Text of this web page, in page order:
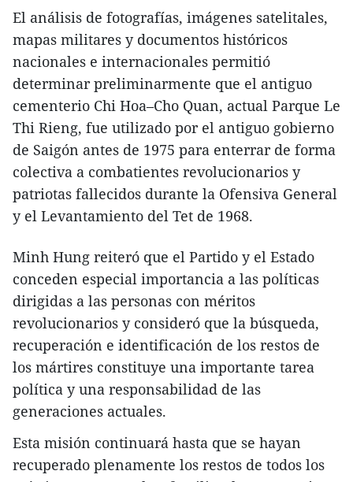
El análisis de fotografías, imágenes satelitales,
mapas militares y documentos históricos
nacionales e internacionales permitió
determinar preliminarmente que el antiguo
cementerio Chi Hoa–Cho Quan, actual Parque Le
Thi Rieng, fue utilizado por el antiguo gobierno
de Saigón antes de 1975 para enterrar de forma
colectiva a combatientes revolucionarios y
patriotas fallecidos durante la Ofensiva General
y el Levantamiento del Tet de 1968.
Minh Hung reiteró que el Partido y el Estado
conceden especial importancia a las políticas
dirigidas a las personas con méritos
revolucionarios y consideró que la búsqueda,
recuperación e identificación de los restos de
los mártires constituye una importante tarea
política y una responsabilidad de las
generaciones actuales.
Esta misión continuará hasta que se hayan
recuperado plenamente los restos de todos los